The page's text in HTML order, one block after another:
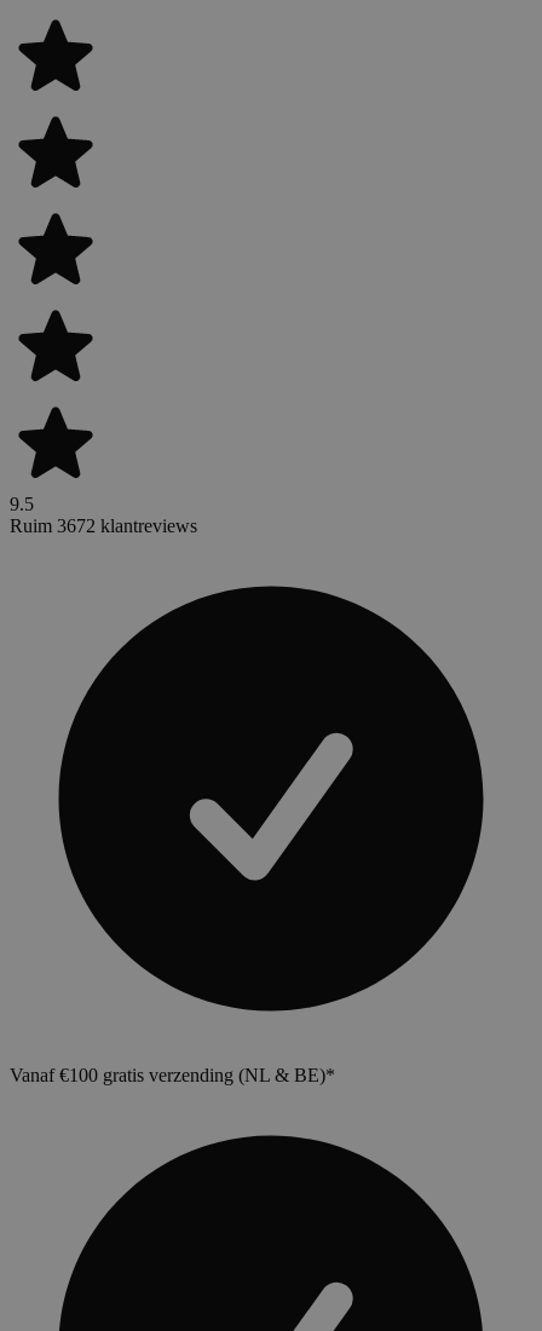
9.5
Ruim 3672 klantreviews
Vanaf €100 gratis verzending (NL & BE)*